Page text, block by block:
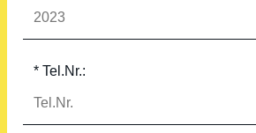
* Tel.Nr.: